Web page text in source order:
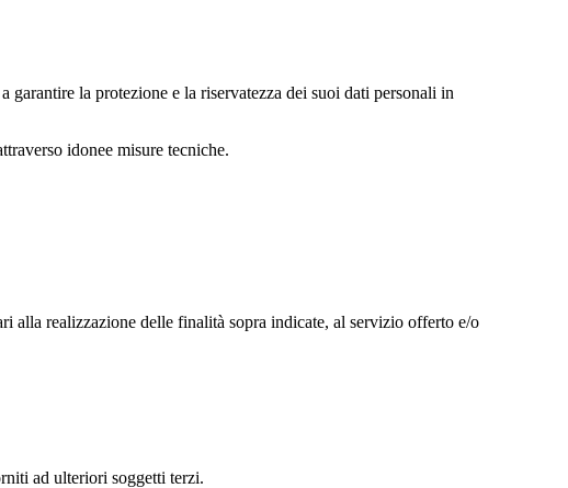
la protezione e la riservatezza dei suoi dati personali in
idonee misure tecniche.
alla realizzazione delle finalità sopra indicate, al servizio offerto e/o
ad ulteriori soggetti terzi.